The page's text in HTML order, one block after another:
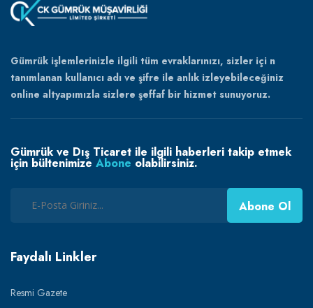
Gümrük işlemlerinizle ilgili tüm evraklarınızı, sizler içi n
tanımlanan kullanıcı adı ve şifre ile anlık izleyebileceğiniz
online altyapımızla sizlere şeffaf bir hizmet sunuyoruz.
Gümrük ve Dış Ticaret ile ilgili haberleri takip etmek
için bültenimize Abone olabilirsiniz.
Abone Ol
Faydalı Linkler
Resmi Gazete